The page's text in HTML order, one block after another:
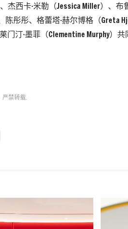
、杰西卡·米勒（Jessica Miller）、
、陈彤彤、格蕾塔·赫尔博格（Greta
门汀·墨菲（Clementine Murphy）共
严禁转载.